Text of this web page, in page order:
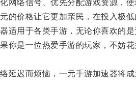
络信号、优先分配游戏资源，使
价格让它更加亲民，在投入极低
用于各类手游，无论你喜欢的是
是一位热爱手游的玩家，不妨花
迟而烦恼，一元手游加速器将成